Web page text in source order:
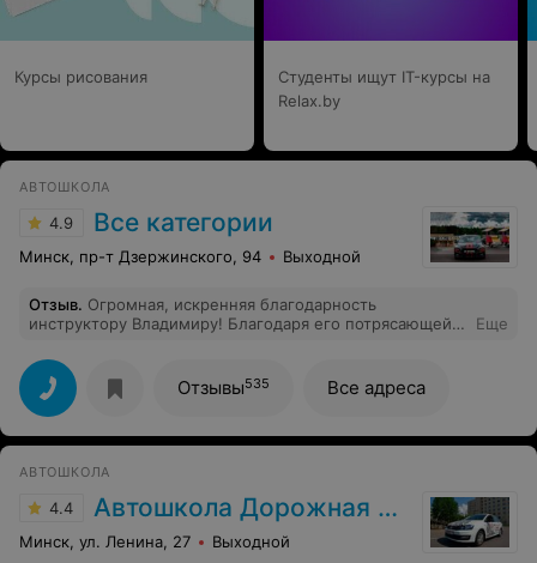
Курсы рисования
Студенты ищут IT-курсы на
Relax.by
АВТОШКОЛА
4.9 Все категории
Минск, пр-т Дзержинского, 94 Выходной
Отзыв. Огромная, искренняя благодарность
инструктору Владимиру! Благодаря его потрясающей
терпению я успешно сдала на права!Владимир
настоящий профессионал. На занятиях всегда царила
комфортная атмосфера, никаких криков или давления,
только четкие и понятные объяснения. Он не просто
готовит к экзамену, а учит уверенно и безопасно
Еще
Отзывы535 Все адреса
АВТОШКОЛА
4.4 Автошкола Дорожная азбука
Минск, ул. Ленина, 27 Выходной